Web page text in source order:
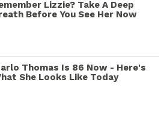
Lizzie? Take A Deep
Before You See Her Now
Thomas Is 86 Now - Here's
She Looks Like Today